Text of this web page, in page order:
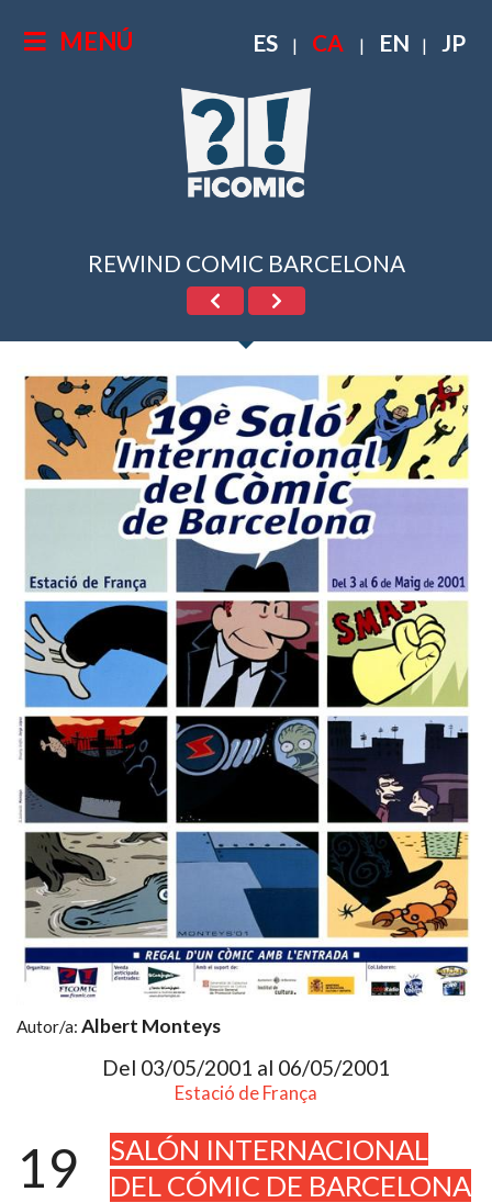
MENÚ ES | CA | EN | JP
REWIND COMIC BARCELONA
Autor/a: Albert Monteys
Del 03/05/2001 al 06/05/2001
Estació de França
19
SALÓN INTERNACIONAL
DEL CÓMIC DE BARCELONA